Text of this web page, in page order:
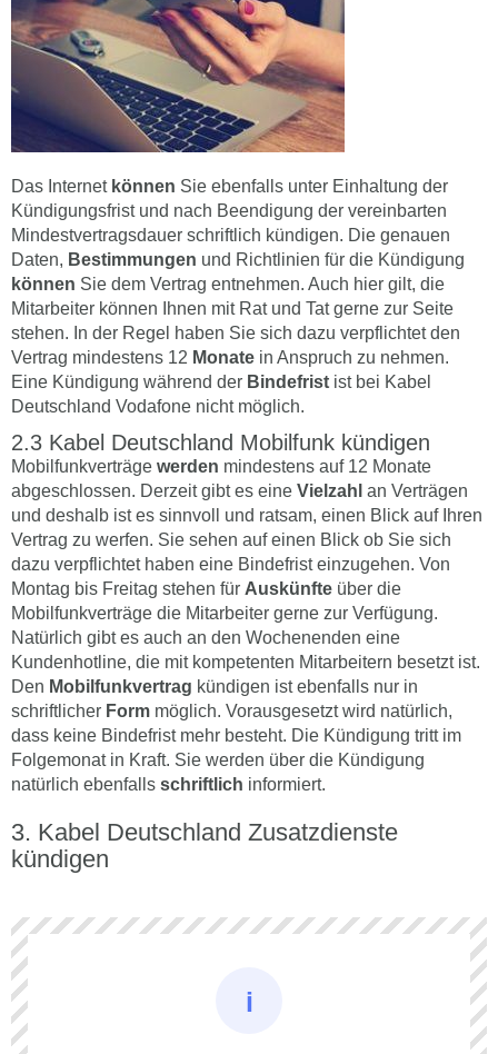
Das Internet können Sie ebenfalls unter Einhaltung der
Kündigungsfrist und nach Beendigung der vereinbarten
Mindestvertragsdauer schriftlich kündigen. Die genauen
Daten, Bestimmungen und Richtlinien für die Kündigung
können Sie dem Vertrag entnehmen. Auch hier gilt, die
Mitarbeiter können Ihnen mit Rat und Tat gerne zur Seite
stehen. In der Regel haben Sie sich dazu verpflichtet den
Vertrag mindestens 12 Monate in Anspruch zu nehmen.
Eine Kündigung während der Bindefrist ist bei Kabel
Deutschland Vodafone nicht möglich.
Kabel Deutschland Mobilfunk kündigen
Mobilfunkverträge werden mindestens auf 12 Monate
abgeschlossen. Derzeit gibt es eine Vielzahl an Verträgen
und deshalb ist es sinnvoll und ratsam, einen Blick auf Ihren
Vertrag zu werfen. Sie sehen auf einen Blick ob Sie sich
dazu verpflichtet haben eine Bindefrist einzugehen. Von
Montag bis Freitag stehen für Auskünfte über die
Mobilfunkverträge die Mitarbeiter gerne zur Verfügung.
Natürlich gibt es auch an den Wochenenden eine
Kundenhotline, die mit kompetenten Mitarbeitern besetzt ist.
Den Mobilfunkvertrag kündigen ist ebenfalls nur in
schriftlicher Form möglich. Vorausgesetzt wird natürlich,
dass keine Bindefrist mehr besteht. Die Kündigung tritt im
Folgemonat in Kraft. Sie werden über die Kündigung
natürlich ebenfalls schriftlich informiert.
Kabel Deutschland Zusatzdienste
kündigen